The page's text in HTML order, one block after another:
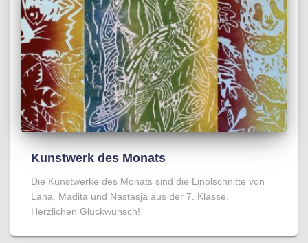
Kunstwerk des Monats
Die Kunstwerke des Monats sind die Linolschnitte von
Lana, Madita und Nastasja aus der 7. Klasse.
Herzlichen Glückwunsch!